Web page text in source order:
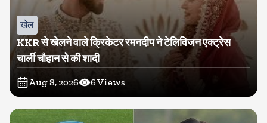
खेल
KKR से खेलने वाले क्रिकेटर रमनदीप ने टेलिविजन एक्ट्रेस
चार्ली चौहान से की शादी
Aug 8, 2026 6Views